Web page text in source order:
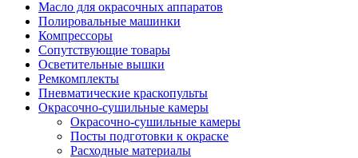
Масло для окрасочных аппаратов
Полировальные машинки
Компрессоры
Сопутствующие товары
Осветительные вышки
Ремкомплекты
Пневматические краскопульты
Окрасочно-сушильные камеры
Окрасочно-сушильные камеры
Посты подготовки к окраске
Расходные материалы